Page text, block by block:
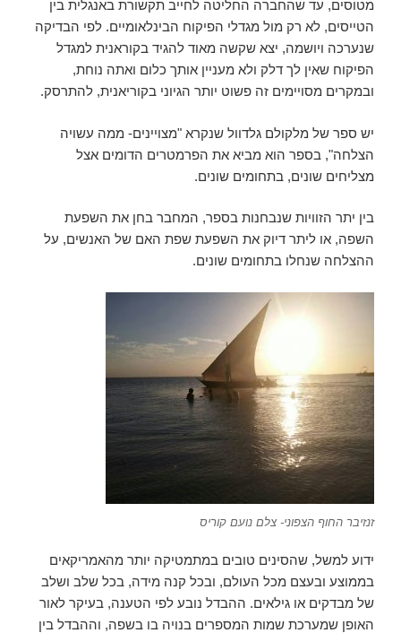
מטוסים, עד שהחברה החליטה לחייב תקשורת באנגלית בין
הטייסים, לא רק מול מגדלי הפיקוח הבינלאומיים. לפי הבדיקה
שנערכה ויושמה, יצא שקשה מאוד להגיד בקוראנית למגדל
הפיקוח שאין לך דלק ולא מעניין אותך כלום ואתה נוחת,
ובמקרים מסויימים זה פשוט יותר הגיוני בקוריאנית, להתרסק.
יש ספר של מלקולם גלדוול שנקרא "מצויינים- ממה עשויה
הצלחה", בספר הוא מביא את הפרמטרים הדומים אצל
מצליחים שונים, בתחומים שונים.
בין יתר הזוויות שנבחנות בספר, המחבר בחן את השפעת
השפה, או ליתר דיוק את השפעת שפת האם של האנשים, על
ההצלחה שנחלו בתחומים שונים.
זנזיבר החוף הצפוני- צלם נועם קוריס
ידוע למשל, שהסינים טובים במתמטיקה יותר מהאמריקאים
בממוצע ובעצם מכל העולם, ובכל קנה מידה, בכל שלב ושלב
של מבדקים או גילאים. ההבדל נובע לפי הטענה, בעיקר לאור
האופן שמערכת שמות המספרים בנויה בו בשפה, וההבדל בין